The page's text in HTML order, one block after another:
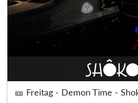
🎫 Freitag - Demon Time -